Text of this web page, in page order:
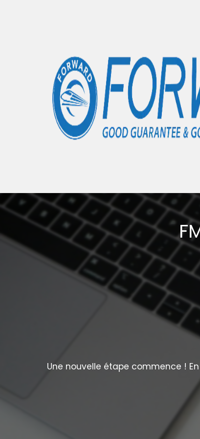
Accueil
Articles P20 Pro- 0 éléments
Une nouvelle étape commence !